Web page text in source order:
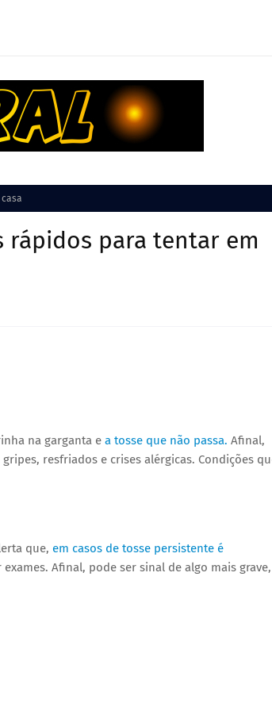
rápidos para tentar em
na garganta e a tosse que não passa. Afinal,
resfriados e crises alérgicas. Condições
que, em casos de tosse persistente é
Afinal, pode ser sinal de algo mais grave,